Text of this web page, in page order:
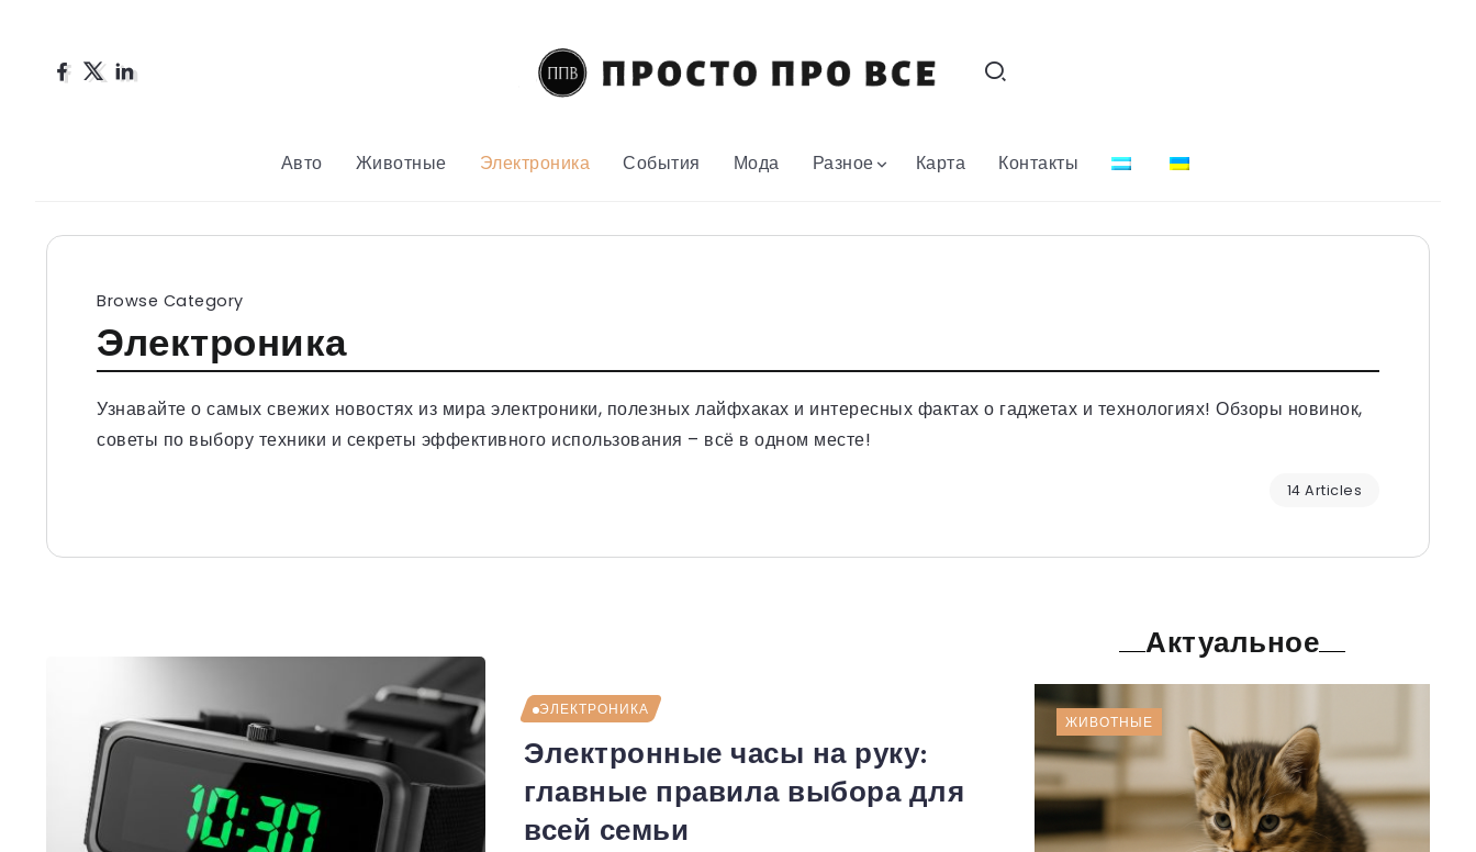
Авто Животные Электроника События Мода Разное Карта Контакты
Browse Category
Электроника
Узнавайте о самых свежих новостях из мира электроники, полезных лайфхаках и интересных фактах о гаджетах и технологиях! Обзоры новинок,
советы по выбору техники и секреты эффективного использования – всё в одном месте!
14 Articles
ЭЛЕКТРОНИКА
Электронные часы на руку:
главные правила выбора для
всей семьи
Актуальное
ЖИВОТНЫЕ